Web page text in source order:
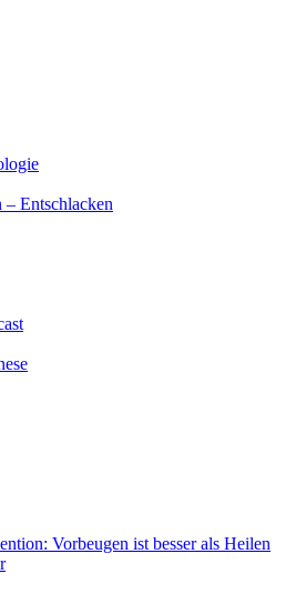
– Entschlacken
Vorbeugen ist besser als Heilen